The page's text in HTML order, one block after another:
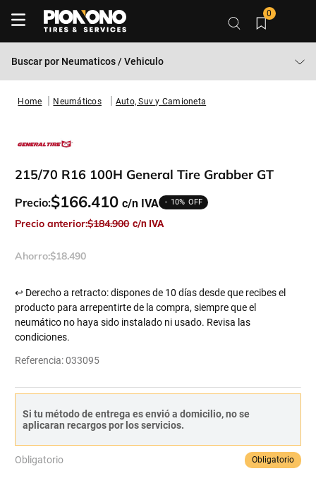
0
Buscar por Neumaticos / Vehiculo
Neumáticos Auto, Suv y Camioneta
215/70 R16 100H General Tire Grabber GT
Precio:$166.410 10%
Precio anterior:$184.900
Ahorro:$18.490
↩ Derecho a retracto: dispones de 10 días desde que recibes el
producto para arrepentirte de la compra, siempre que el
neumático no haya sido instalado ni usado. Revisa las
condiciones.
Referencia:033095
Si tu método de entrega es envió a domicilio, no se
aplicaran recargos por los servicios.
Obligatorio Obligatorio